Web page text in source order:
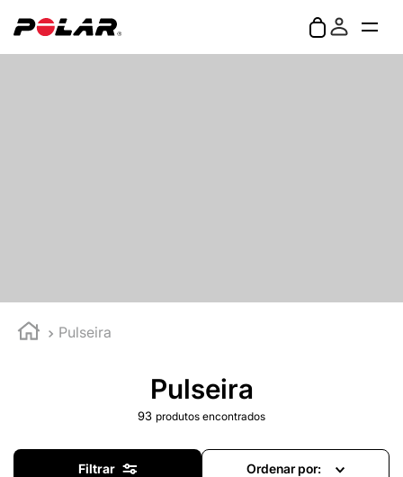
Pulseira
Pulseira
93 produtos
Filtrar Ordenar por